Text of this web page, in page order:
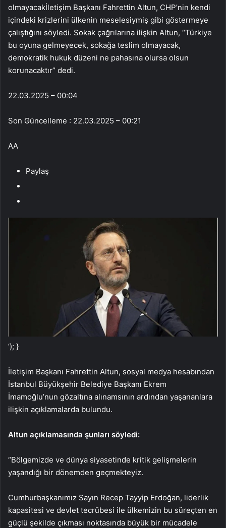
olmayacakİletişim Başkanı Fahrettin Altun, CHP’nin kendi
içindeki krizlerini ülkenin meselesiymiş gibi göstermeye
çalıştığını söyledi. Sokak çağrılarına ilişkin Altun, “Türkiye
bu oyuna gelmeyecek, sokağa teslim olmayacak,
demokratik hukuk düzeni ne pahasına olursa olsun
korunacaktır” dedi.
22.03.2025 – 00:04
Son Güncelleme : 22.03.2025 – 00:21
AA
Paylaş
‘); }
İletişim Başkanı Fahrettin Altun, sosyal medya hesabından
İstanbul Büyükşehir Belediye Başkanı Ekrem
İmamoğlu’nun gözaltına alınamsının ardından yaşananlara
ilişkin açıklamalarda bulundu.
Altun açıklamasında şunları söyledi:
“Bölgemizde ve dünya siyasetinde kritik gelişmelerin
yaşandığı bir dönemden geçmekteyiz.
Cumhurbaşkanımız Sayın Recep Tayyip Erdoğan, liderlik
kapasitesi ve devlet tecrübesi ile ülkemizin bu süreçten en
güçlü şekilde çıkması noktasında büyük bir mücadele